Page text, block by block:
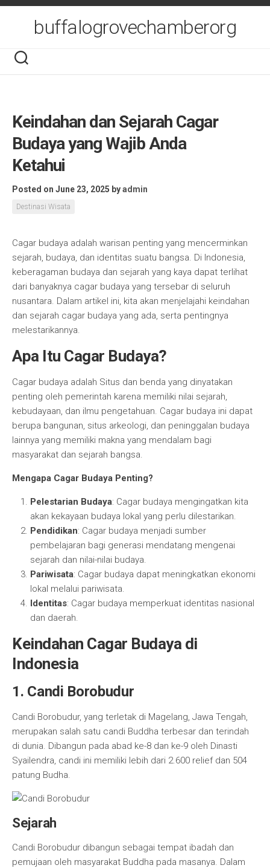
Skip
buffalogrovechamberorg
Keindahan dan Sejarah Cagar
Budaya yang Wajib Anda
Ketahui
Posted on June 23, 2025 byadmin
Destinasi Wisata
Cagar budaya adalah warisan penting yang mencerminkan
sejarah, budaya, dan identitas suatu bangsa. Di Indonesia,
keberagaman budaya dan sejarah yang kaya dapat terlihat
dari banyaknya cagar budaya yang tersebar di seluruh
nusantara. Dalam artikel ini, kita akan menjelajahi keindahan
dan sejarah cagar budaya yang ada, serta pentingnya
melestarikannya.
Apa Itu Cagar Budaya?
Cagar budaya adalah Situs dan benda yang dinyatakan
penting oleh pemerintah karena memiliki nilai sejarah,
kebudayaan, dan ilmu pengetahuan. Cagar budaya ini dapat
berupa bangunan, situs arkeologi, dan peninggalan budaya
lainnya yang memiliki makna yang mendalam bagi
masyarakat dan sejarah bangsa.
Mengapa Cagar Budaya Penting?
Pelestarian Budaya: Cagar budaya mengingatkan kita
akan kekayaan budaya lokal yang perlu dilestarikan.
Pendidikan: Cagar budaya menjadi sumber
pembelajaran bagi generasi mendatang mengenai
sejarah dan nilai-nilai budaya.
Pariwisata: Cagar budaya dapat meningkatkan ekonomi
lokal melalui pariwisata.
Identitas: Cagar budaya memperkuat identitas nasional
dan daerah.
Keindahan Cagar Budaya di
Indonesia
1. Candi Borobudur
Candi Borobudur, yang terletak di Magelang, Jawa Tengah,
merupakan salah satu candi Buddha terbesar dan terindah
di dunia. Dibangun pada abad ke-8 dan ke-9 oleh Dinasti
Syailendra, candi ini memiliki lebih dari 2.600 relief dan 504
patung Budha.
Sejarah
Candi Borobudur dibangun sebagai tempat ibadah dan
pemujaan oleh masyarakat Buddha pada masanya. Dalam